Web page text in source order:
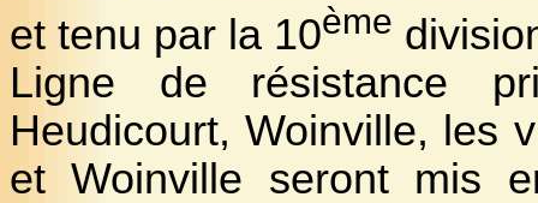
et tenu par la 10ème
Ligne de résistance
Heudicourt, Woinville, les
et Woinville seront mis